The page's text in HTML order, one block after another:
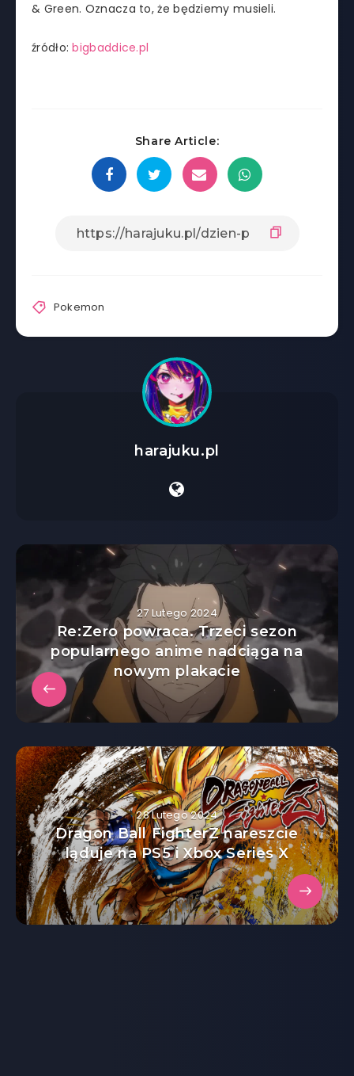
& Green. Oznacza to, że będziemy musieli.
źródło:bigbaddice.pl
Share Article:
Pokemon
harajuku.pl
27 Lutego 2024
Re:Zero powraca. Trzeci sezon
popularnego anime nadciąga na
nowym plakacie
28 Lutego 2024
Dragon Ball FighterZ nareszcie
ląduje na PS5 i Xbox Series X